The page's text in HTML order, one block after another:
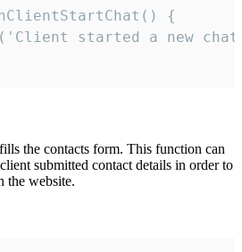
{
started a new
the contacts form. This function can
submitted contact details in order to
the website.